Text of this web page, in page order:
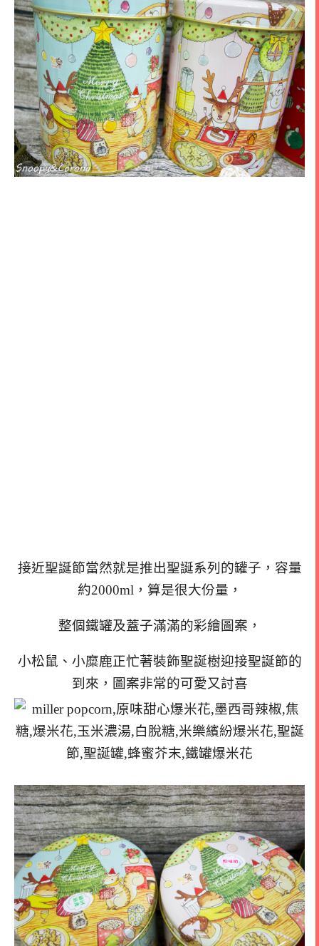
接近聖誕節當然就是推出聖誕系列的罐子，容量
約2000ml，算是很大份量，
整個鐵罐及蓋子滿滿的彩繪圖案，
小松鼠、小糜鹿正忙著裝飾聖誕樹迎接聖誕節的
到來，圖案非常的可愛又討喜